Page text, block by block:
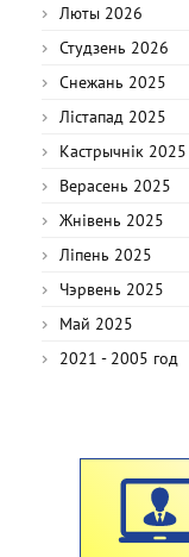
Люты 2026
Студзень 2026
Снежань 2025
Лістапад 2025
Кастрычнік 2025
Верасень 2025
Жнівень 2025
Ліпень 2025
Чэрвень 2025
Май 2025
2021 - 2005 год